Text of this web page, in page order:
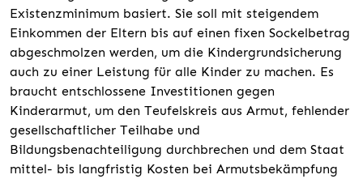
Existenzminimum basiert. Sie soll mit steigendem
Einkommen der Eltern bis auf einen fixen Sockelbetrag
abgeschmolzen werden, um die Kindergrundsicherung
auch zu einer Leistung für alle Kinder zu machen. Es
braucht entschlossene Investitionen gegen
Kinderarmut, um den Teufelskreis aus Armut, fehlender
gesellschaftlicher Teilhabe und
Bildungsbenachteiligung durchbrechen und dem Staat
mittel- bis langfristig Kosten bei Armutsbekämpfung